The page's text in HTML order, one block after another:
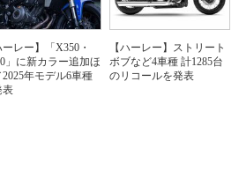
ーレー】「X350・
」に新カラー追加ほ
年モデル6車種
表
【ハーレー】ストリート
ボブなど4車種 計1285台
のリコールを発表